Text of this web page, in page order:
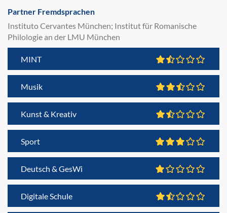
Partner Fremdsprachen
Instituto Cervantes München; Institut für Romanische
Philologie an der LMU München
MINT
Musik
Kunst & Kreativ
Sport
Deutsch & GesWi
Digitale Schule